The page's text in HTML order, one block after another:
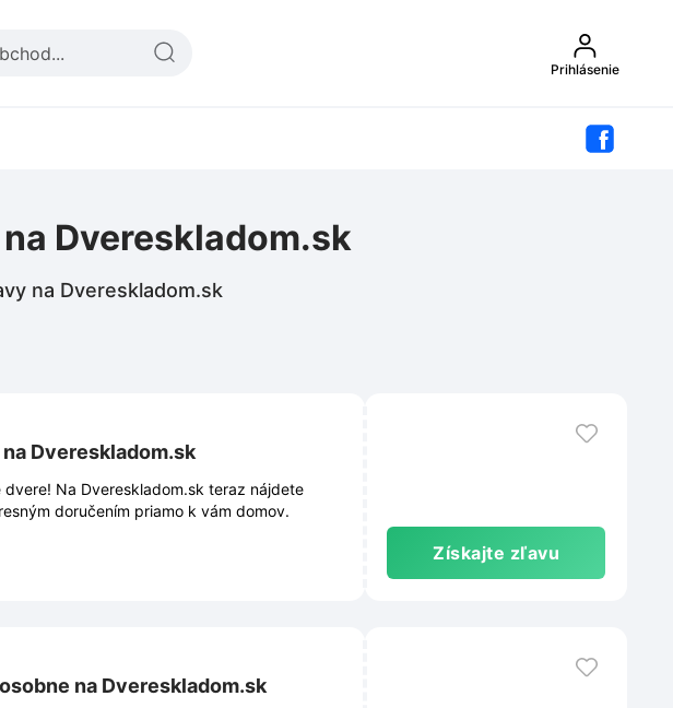
Prihlásenie
Dvereskladom.sk
na Dvereskladom.sk
Dvereskladom.sk
Na Dvereskladom.sk teraz nájdete
doručením priamo k vám domov.
Získajte zľavu
na Dvereskladom.sk